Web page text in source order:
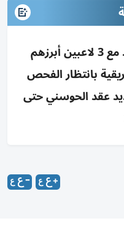
الشارقة يقترب من التعاقد مع 3 لاعبين أبرزهم
بانتظار الفحص
عقد الحوسني حتى